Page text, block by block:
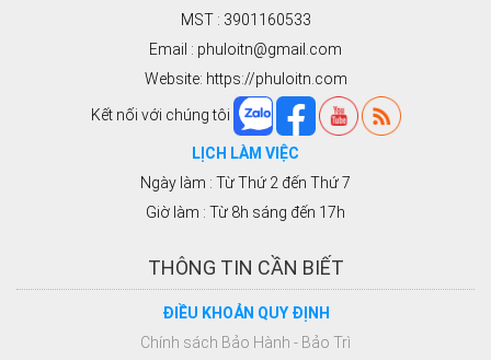
MST : 3901160533
Email : phuloitn@gmail.com
Website: https://phuloitn.com
Kết nối với chúng tôi
LỊCH LÀM VIỆC
Ngày làm : Từ Thứ 2 đến Thứ 7
Giờ làm : Từ 8h sáng đến 17h
THÔNG TIN CẦN BIẾT
ĐIỀU KHOẢN QUY ĐỊNH
Chính sách Bảo Hành - Bảo Trì